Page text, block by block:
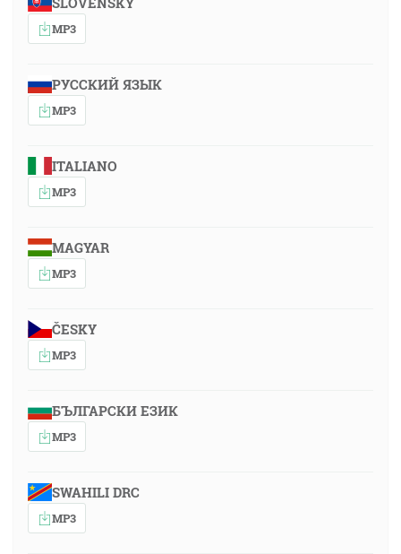
MP3
РУССКИЙ ЯЗЫК
MP3
ITALIANO
MP3
MAGYAR
MP3
ČESKY
MP3
БЪЛГАРСКИ ЕЗИК
MP3
SWAHILI DRC
MP3